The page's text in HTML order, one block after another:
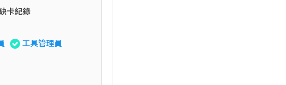
卡紀錄
工具管理員